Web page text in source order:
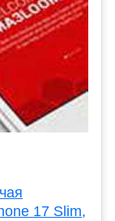
17 Slim,